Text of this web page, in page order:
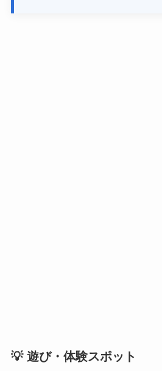
💡 遊び・体験スポット